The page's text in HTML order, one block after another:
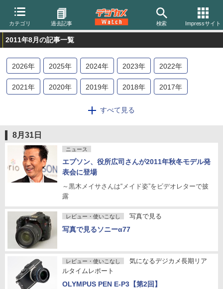
カテゴリ 過去記事 検索 Impressサイト
2011年8月の記事一覧
2026年 2025年 2024年 2023年 2022年
2021年 2020年 2019年 2018年 2017年
2014年 2013
2006年 年 2004
すべて見る
8月31日
ニュース
エプソン、役所広司さんが2011年秋冬モデル発
表会に登場
～黒木メイサさんは“メイド姿”をビデオレターで披
露
レビュー・使いこなし 写真で見る
写真で見るソニーα77
レビュー・使いこなし
気になるデジカメ長期リア
ルタイムレポート
OLYMPUS PEN E-P3【第2回】